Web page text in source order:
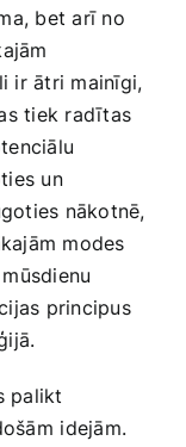
bet arī no
ir ātri mainīgi,
tiek radītas
un
nākotnē,
modes
​principus
palikt
⁤idejām.